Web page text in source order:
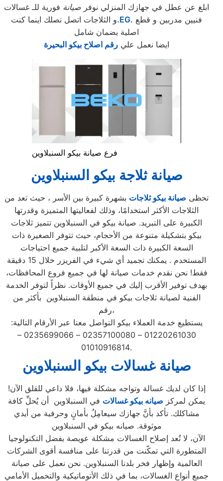
ابلغ عن عطل في جهازك المنزلي نوفر صيانة فورية للـ غسالات
و الثلاجات اتصل نصلك اينما كنت.EG.
اصلية بضمان شامل
ايضا نعمل علي رقم اصلاح بيكو البحيرة
فرع صيانة بيكو السنبلاوين
صيانة ثلاجة بيكو السنبلاوين
تحظى صيانة بيكو ثلاجات بشهرة كبيرة بين الأسر ، حيث تعد من
الثلاجات الأكثر استخدامًا، وذلك لفعاليتها المتميزة وقدرتها
الكبيرة على التبريد. صيانة بيكو في السنبلاوين تتميز ثلاجات
بيكو بتشكيلة متنوعة من الأحجام، حيث تتوفر الصغيرة ذات
السعة الكبيرة ذات السعة الأكبر لتلبية جميع احتياجات
المستخدم . يمكنك تجميد أي شيء في الفريزر خلال 15 دقيقة
فقط! نحن نقدم خدمات صيانة لها في جميع فروع المحافظات،
بهدف توفير الأقرب إليك في جميع الأوقات. نظراً لتوفر الخدمة
الفنية لصيانة ثلاجات بيكو في منطقة السنبلاوين بأكثر من
رقم،
يستطيع خدمة العملاء بيكو التواصل معنا عبر الأرقام التالية:
01220261030 – 02357100080 – 0235699066 –
01010916814.
صيانة غسالات بيكو السنبلاوين
إذا كان لديك غسالة وتواجه مشكلة فيها، فلا داعي للقلق الآن!
يمكن لمركز صيانه بيكو غسالات في السنبلاوين أن يُحلِّ كافة
مشاكلك. تأكد بأنَّ جهازك سيعامِلُ بأمانٍ وحرفية من أيدي
موثوقة. صيانه بيكو في السنبلاوين
الآن، لا تُعد إصلاح الغسالات مشكلة عويصة بفضل التكنولوجيا
المتطورة التي تمكّنت من قدرتنا على منافسة أقوى الشركات
العالمية وإظهار فخر بلدنا السنبلاوين. نحن نعمل على صيانة
جميع أنواع الغسالات، بما في ذلك الأتوماتيكية والتحميل الأمامي